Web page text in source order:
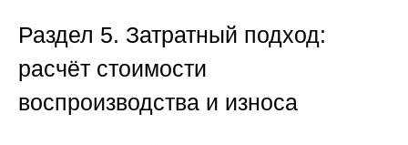
Раздел 5. Затратный подход:
расчёт стоимости
воспроизводства и износа